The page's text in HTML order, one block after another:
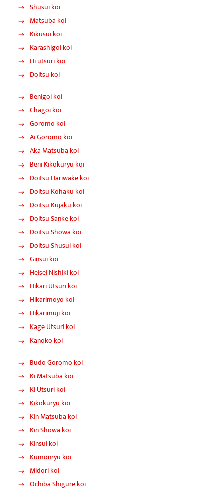
Shusui koi
Matsuba koi
Kikusui koi
Karashigoi koi
Hi utsuri koi
Doitsu koi
Benigoi koi
Chagoi koi
Goromo koi
Ai Goromo koi
Aka Matsuba koi
Beni Kikokuryu koi
Doitsu Hariwake koi
Doitsu Kohaku koi
Doitsu Kujaku koi
Doitsu Sanke koi
Doitsu Showa koi
Doitsu Shusui koi
Ginsui koi
Heisei Nishiki koi
Hikari Utsuri koi
Hikarimoyo koi
Hikarimuji koi
Kage Utsuri koi
Kanoko koi
Budo Goromo koi
Ki Matsuba koi
Ki Utsuri koi
Kikokuryu koi
Kin Matsuba koi
Kin Showa koi
Kinsui koi
Kumonryu koi
Midori koi
Ochiba Shigure koi